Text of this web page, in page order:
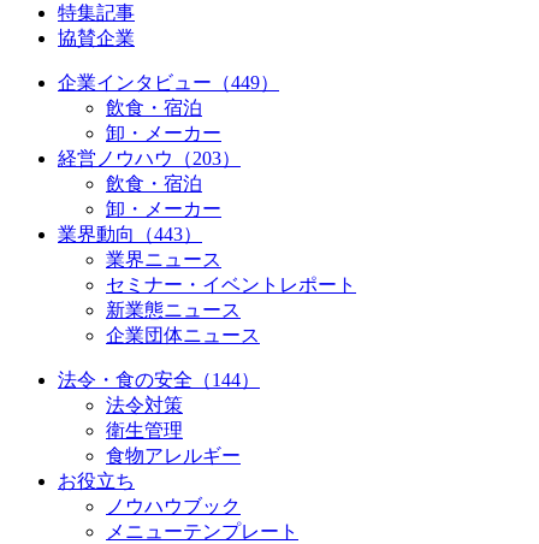
特集記事
協賛企業
企業インタビュー（449）
飲食・宿泊
卸・メーカー
経営ノウハウ（203）
飲食・宿泊
卸・メーカー
業界動向（443）
業界ニュース
セミナー・イベントレポート
新業態ニュース
企業団体ニュース
法令・食の安全（144）
法令対策
衛生管理
食物アレルギー
お役立ち
ノウハウブック
メニューテンプレート